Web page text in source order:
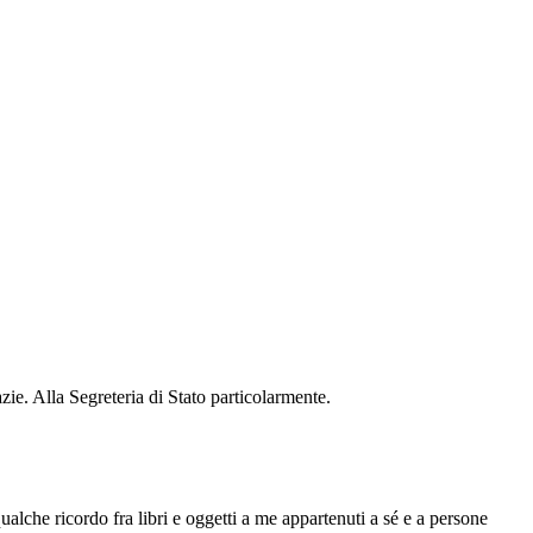
Alla Segreteria di Stato particolarmente.
ricordo fra libri e oggetti a me appartenuti a sé e a persone